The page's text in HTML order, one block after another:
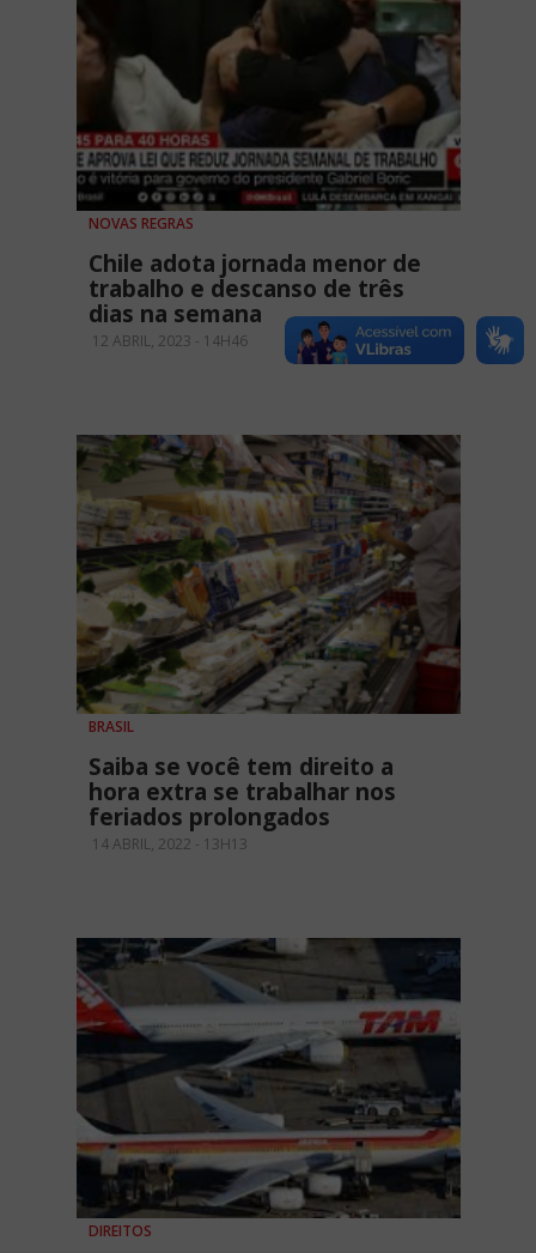
NOVAS REGRAS
Chile adota jornada menor de
trabalho e descanso de três
dias na semana
12 ABRIL, 2023 - 14H46
BRASIL
Saiba se você tem direito a
hora extra se trabalhar nos
feriados prolongados
14 ABRIL, 2022 - 13H13
DIREITOS